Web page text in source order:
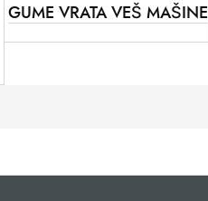
GUME VRATA VEŠ MAŠINE